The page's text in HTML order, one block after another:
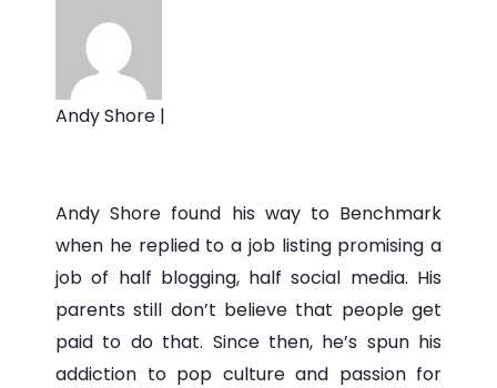
Andy Shore |
Andy Shore found his way to Benchmark
when he replied to a job listing promising a
job of half blogging, half social media. His
parents still don’t believe that people get
paid to do that. Since then, he’s spun his
addiction to pop culture and passion for